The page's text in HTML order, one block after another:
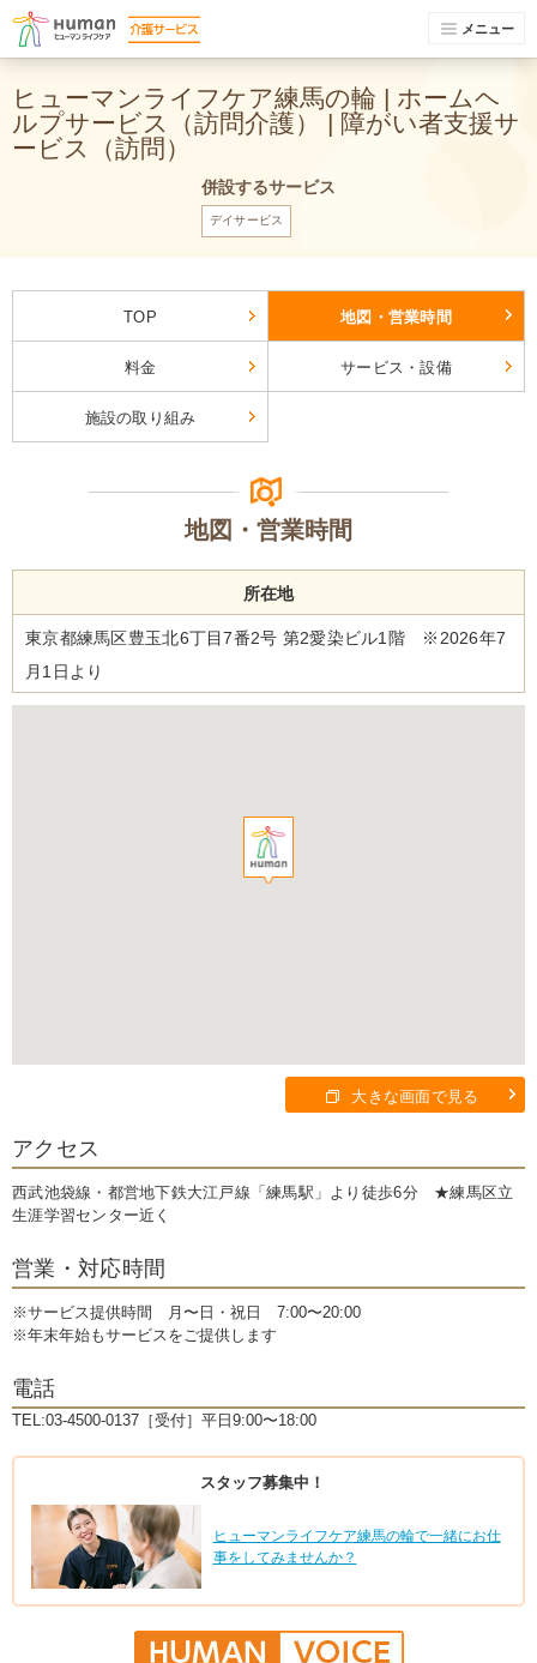
メニュー
ヒューマンライフケア練馬の輪 | ホームヘ
ルプサービス（訪問介護） | 障がい者支援サ
ービス（訪問）
併設するサービス
デイサービス
TOP 地図・営業時間
料金 サービス・設備
施設の取り組み
地図・営業時間
所在地
東京都練馬区豊玉北6丁目7番2号 第2愛染ビル1階 ※2026年7
月1日より
大きな画面で見る
アクセス
西武池袋線・都営地下鉄大江戸線「練馬駅」より徒歩6分 ★練馬区立
生涯学習センター近く
営業・対応時間
※サービス提供時間 月〜日・祝日 7:00〜20:00
※年末年始もサービスをご提供します
電話
TEL:03-4500-0137［受付］平日9:00〜18:00
スタッフ募集中！
ヒューマンライフケア練馬の輪で一緒にお仕
事をしてみませんか？